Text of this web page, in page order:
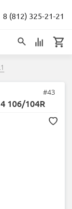
8 (812) 325-21-21
#43
106/104R